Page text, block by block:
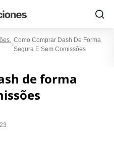
Como Comprar Dash De Forma
Segura E Sem Comissões
de forma